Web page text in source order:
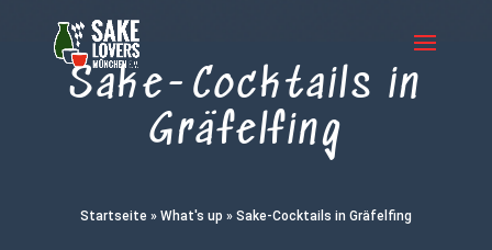
Sake-Cocktails in
Gräfelfing
Startseite » What's up » Sake-Cocktails in Gräfelfing